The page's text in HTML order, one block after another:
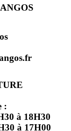
:
à 18H30
à 17H00